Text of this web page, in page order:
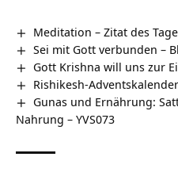
Meditation – Zitat des
Sei mit Gott verbunden –
Gott Krishna will uns zur
Rishikesh-
Gunas und Ernährung:
Nahrung – YVS073